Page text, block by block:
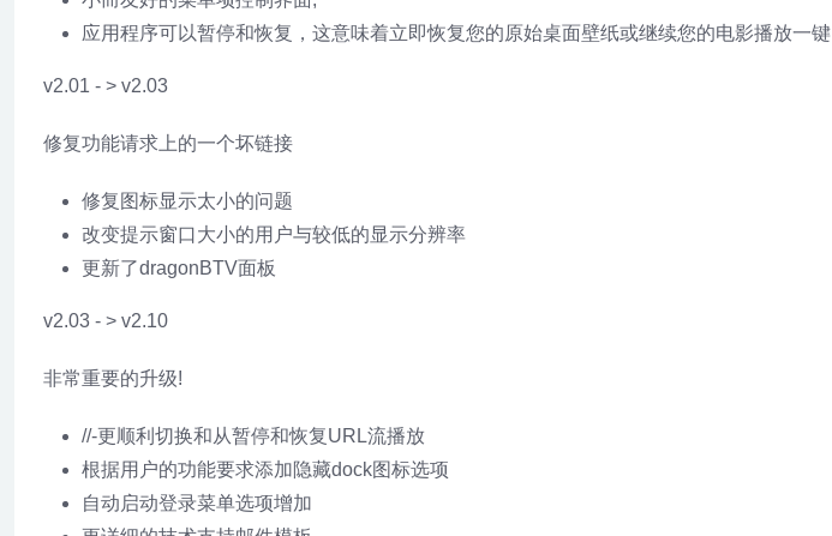
应用程序可以暂停和恢复，这意味着立即恢复您的原始桌面壁纸或继续您的电影播放一键
v2.01 - > v2.03
修复功能请求上的一个坏链接
修复图标显示太小的问题
改变提示窗口大小的用户与较低的显示分辨率
更新了dragonBTV面板
v2.03 - > v2.10
非常重要的升级!
//-更顺利切换和从暂停和恢复URL流播放
根据用户的功能要求添加隐藏dock图标选项
自动启动登录菜单选项增加